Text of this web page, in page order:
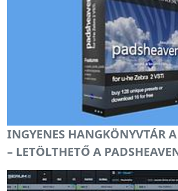
INGYENES HANGKÖNYVTÁR
– LETÖLTHETŐ A